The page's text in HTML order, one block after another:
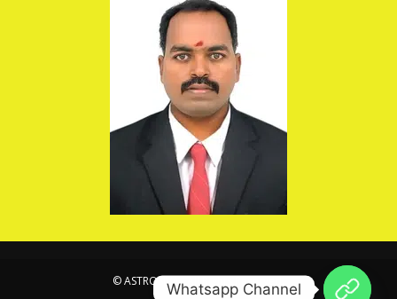
© ASTROSIVA . All Rights Reserved.
Whatsapp Channel